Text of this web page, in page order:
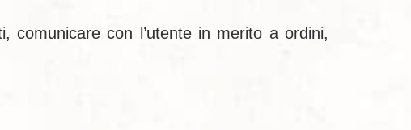
comunicare con l’utente in merito a ordini,